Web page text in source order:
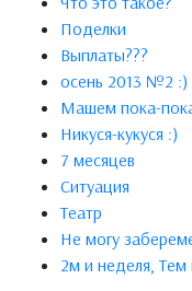
Поделки
Выплаты???
осень 2013 №2 :)
Машем пока-
Никуся-кукуся :)
7 месяцев
Ситуация
Театр
Не могу
2м и неделя, Тем